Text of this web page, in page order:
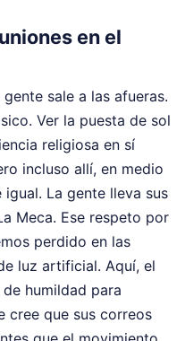
en el
sale a las afueras.
Ver la puesta de sol
religiosa en sí
incluso allí, en medio
La gente lleva sus
Meca. Ese respeto por
perdido en las
luz artificial. Aquí, el
humildad para
cree que sus correos